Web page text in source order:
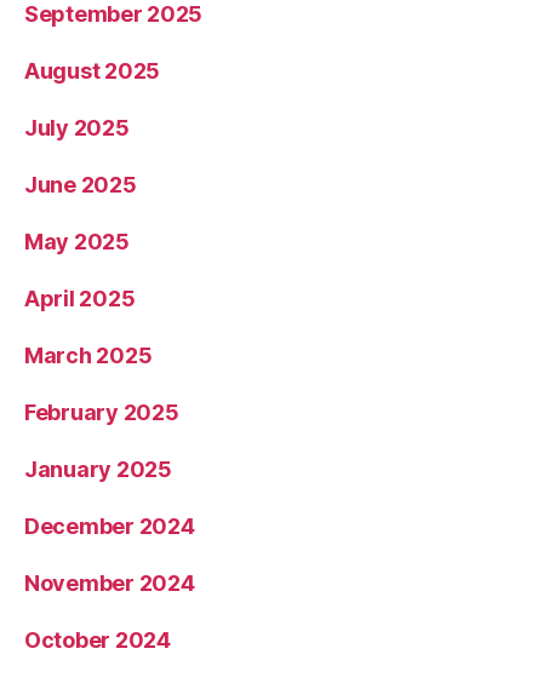
September 2025
August 2025
July 2025
June 2025
May 2025
April 2025
March 2025
February 2025
January 2025
December 2024
November 2024
October 2024